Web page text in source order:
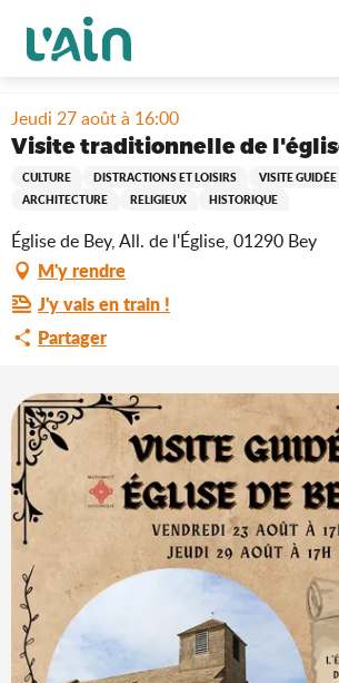
contenu
Accueil Séjourner
Agenda & nouveautés
Visite
Jeudi 27 août à 16:00
Visite traditionnelle de
CULTURE DISTRACTIONS ET LOISIRS
VISITE
ARCHITECTURE
RELIGIEUX HISTORIQUE
Église de Bey, All. de l'Église, 01290 Bey
M'y rendre
J'y vais en train !
Partager